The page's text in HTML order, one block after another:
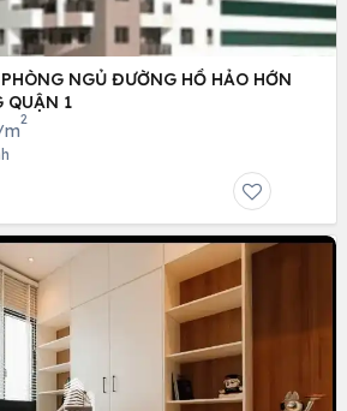
NGỦ ĐƯỜNG HỒ HẢO HỚN
QUẬN 1
2